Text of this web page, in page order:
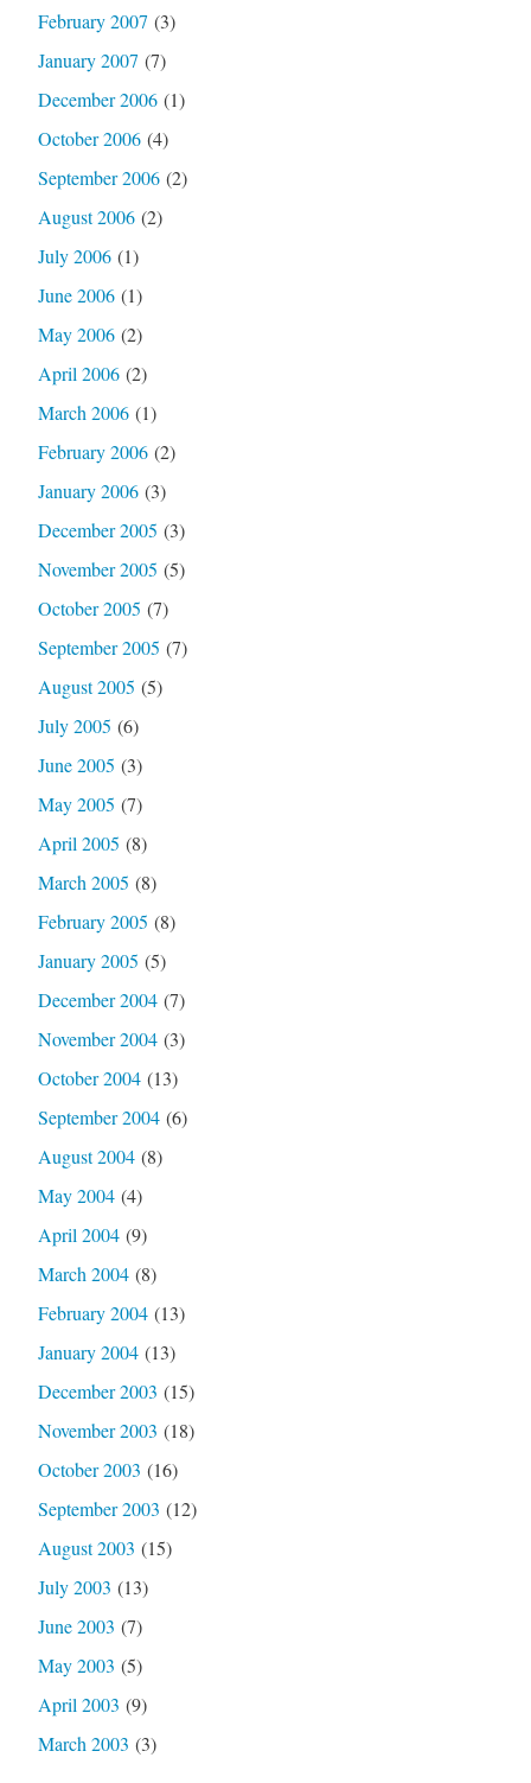
February 2007 (3)
January 2007 (7)
December 2006(1)
October 2006(4)
September 2006(2)
August 2006(2)
July 2006(1)
June 2006(1)
May 2006(2)
April 2006(2)
March 2006(1)
February 2006(2)
January 2006(3)
December 2005 (3)
November 2005 (5)
October 2005 (7)
September 2005 (7)
August 2005 (5)
July 2005 (6)
June 2005 (3)
May 2005 (7)
April 2005 (8)
March 2005 (8)
February 2005 (8)
January 2005 (5)
December 2004(7)
November 2004(3)
October 2004(13)
September 2004(6)
August 2004(8)
May 2004(4)
April 2004(9)
March 2004(8)
February 2004(13)
January 2004(13)
December 2003 (15)
November 2003 (18)
October 2003 (16)
September 2003 (12)
August 2003 (15)
July 2003 (13)
June 2003 (7)
May 2003 (5)
April 2003 (9)
March 2003 (3)